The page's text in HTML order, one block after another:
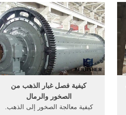
المفتوحة أسهل بكثير ويمكن القيام
به بتكاليف استثمار وتشغيل أقل. يتم
استخراج حوالي 65 بالمائة من خام
الذهب في ...
كيفية فصل غبار الذهب من
الصخور والرمال
كيفية معالجة الصخور إلى الذهب.